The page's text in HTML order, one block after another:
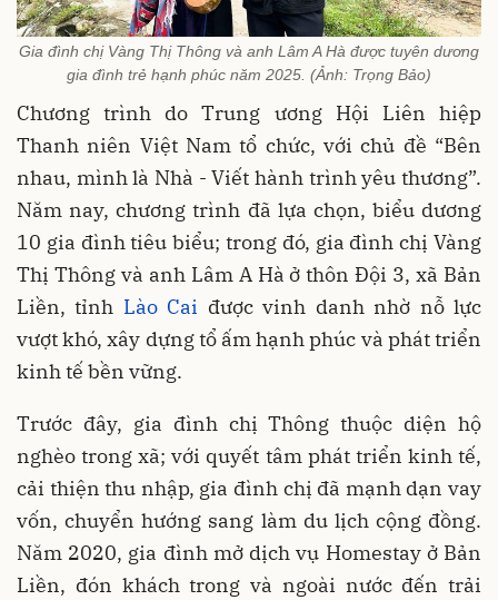
Gia đình chị Vàng Thị Thông và anh Lâm A Hà được tuyên dương
gia đình trẻ hạnh phúc năm 2025. (Ảnh: Trọng Bảo)
Chương trình do Trung ương Hội Liên hiệp
Thanh niên Việt Nam tổ chức, với chủ đề “Bên
nhau, mình là Nhà - Viết hành trình yêu thương”.
Năm nay, chương trình đã lựa chọn, biểu dương
10 gia đình tiêu biểu; trong đó, gia đình chị Vàng
Thị Thông và anh Lâm A Hà ở thôn Đội 3, xã Bản
Liền, tỉnh Lào Cai được vinh danh nhờ nỗ lực
vượt khó, xây dựng tổ ấm hạnh phúc và phát triển
kinh tế bền vững.
Trước đây, gia đình chị Thông thuộc diện hộ
nghèo trong xã; với quyết tâm phát triển kinh tế,
cải thiện thu nhập, gia đình chị đã mạnh dạn vay
vốn, chuyển hướng sang làm du lịch cộng đồng.
Năm 2020, gia đình mở dịch vụ Homestay ở Bản
Liền, đón khách trong và ngoài nước đến trải